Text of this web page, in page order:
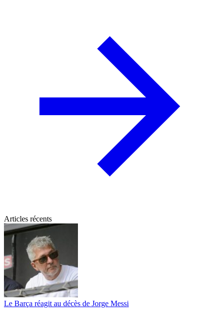
Articles récents
Le Barça réagit au décès de Jorge Messi